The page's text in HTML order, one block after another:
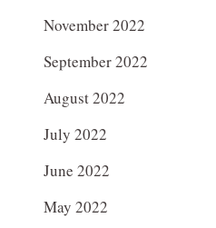
November 2022
September 2022
August 2022
July 2022
June 2022
May 2022